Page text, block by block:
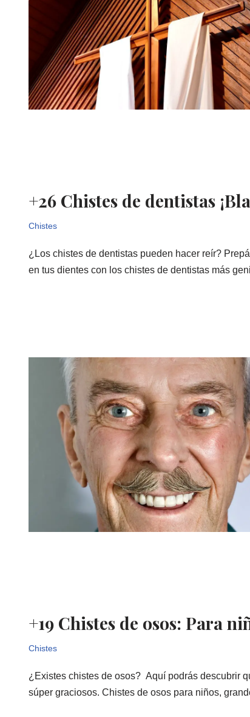
+26 Chistes de dentistas
Chistes
¿Los chistes de dentistas pueden hacer reír?
en tus dientes con los chistes de dentistas más
+19 Chistes de osos: Para
Chistes
¿Existes chistes de osos? Aquí podrás descubrir
súper graciosos. Chistes de osos para niños,